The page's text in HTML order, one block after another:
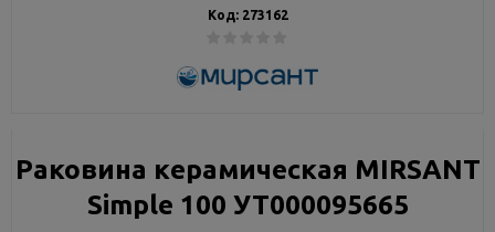
Код: 273162
Раковина керамическая MIRSANT
Simple 100 УТ000095665